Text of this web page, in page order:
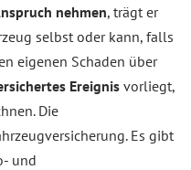
nehmen, trägt er
selbst oder kann, falls
eigenen Schaden über
Ereignis vorliegt,
Die
Es gibt
und